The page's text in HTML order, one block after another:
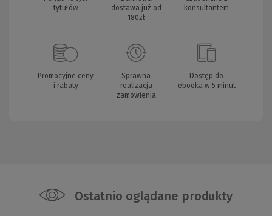
tytułów
dostawa już od
180zł
konsultantem
Promocyjne ceny
i rabaty
Sprawna
realizacja
zamówienia
Dostęp do
ebooka w 5 minut
Ostatnio oglądane produkty